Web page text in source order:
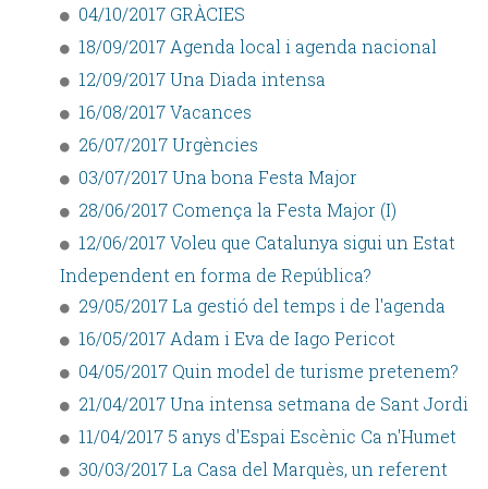
04/10/2017 GRÀCIES
18/09/2017 Agenda local i agenda nacional
12/09/2017 Una Diada intensa
16/08/2017 Vacances
26/07/2017 Urgències
03/07/2017 Una bona Festa Major
28/06/2017 Comença la Festa Major (I)
12/06/2017 Voleu que Catalunya sigui un Estat
Independent en forma de República?
29/05/2017 La gestió del temps i de l'agenda
16/05/2017 Adam i Eva de Iago Pericot
04/05/2017 Quin model de turisme pretenem?
21/04/2017 Una intensa setmana de Sant Jordi
11/04/2017 5 anys d'Espai Escènic Ca n'Humet
30/03/2017 La Casa del Marquès, un referent